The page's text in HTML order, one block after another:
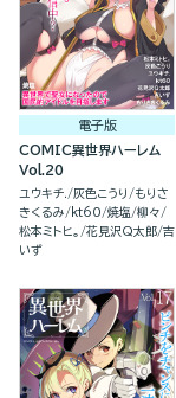
電子版
COMIC異世界ハーレム
Vol.20
ユウキチ. 灰色こうり
もりさ
きくるみ
kt60 焼塩 柳々
松本ミトヒ。
花見沢Q太郎 吉
いず